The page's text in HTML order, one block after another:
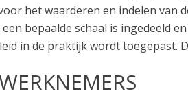
het waarderen en indelen
bepaalde schaal is ingedeeld
in de praktijk wordt toegepast.